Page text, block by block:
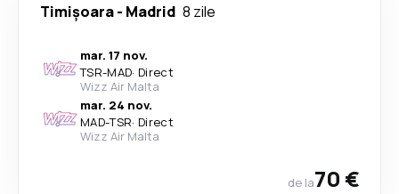
Timișoara- Madrid 8 zile
mar. 17 nov.
TSR-MAD· Direct
Wizz Air Malta
mar. 24 nov.
MAD-TSR· Direct
Wizz Air Malta
de la70 €